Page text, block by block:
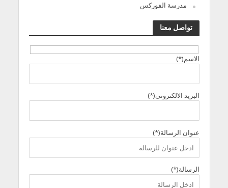
مدرسة الفوركس
تواصل معنا
الاسم(*)
البريد الالكترونى(*)
عنوان الرسالة(*)
الرسالة(*)